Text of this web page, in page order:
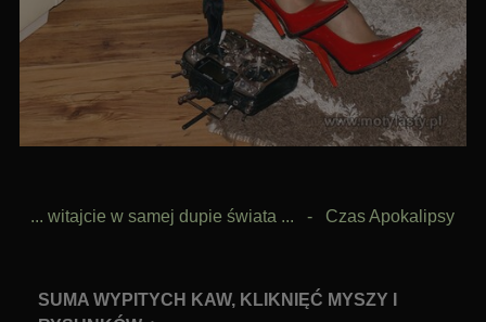
... witajcie w samej dupie świata ... - Czas Apokalipsy
SUMA WYPITYCH KAW, KLIKNIĘĆ MYSZY I